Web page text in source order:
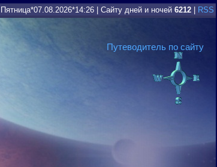
Пятница*07.08.2026*14:26 Сайту дней и ночей 6212 RSS
Путеводитель по сайту